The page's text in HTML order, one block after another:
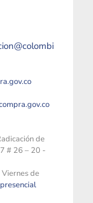
de
# 26 – 20 -
de